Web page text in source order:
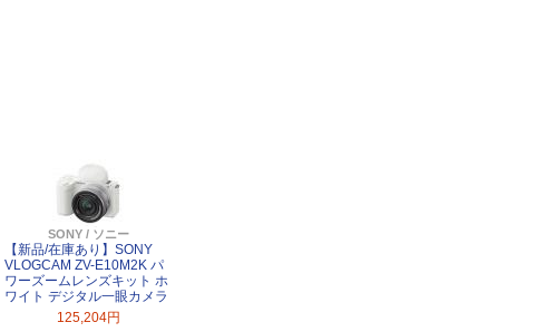
SONY / ソニー
【新品/在庫あり】SONY
VLOGCAM ZV-E10M2K パ
ワーズームレンズキット ホ
ワイト デジタル一眼カメラ
125,204円